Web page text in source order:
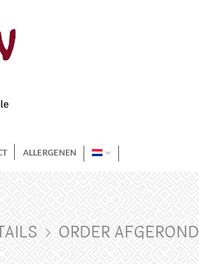
ALLERGENEN
ORDER AFGEROND